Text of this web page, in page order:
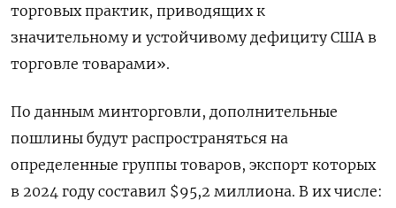
торговых практик, приводящих к
значительному и устойчивому дефициту США в
торговле товарами».
По данным минторговли, дополнительные
пошлины будут распространяться на
определенные группы товаров, экспорт которых
в 2024 году составил $95,2 миллиона. В их числе: